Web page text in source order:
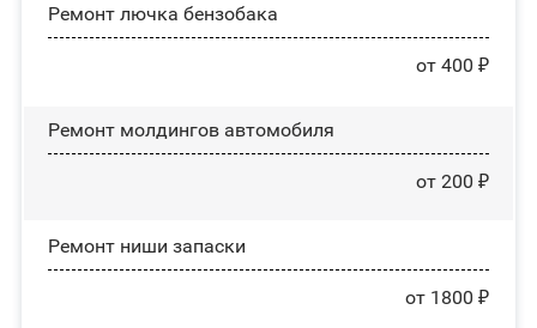
Ремонт лючка бензобака
от 400 ₽
Ремонт молдингов автомобиля
от 200 ₽
Ремонт ниши запаски
от 1800 ₽